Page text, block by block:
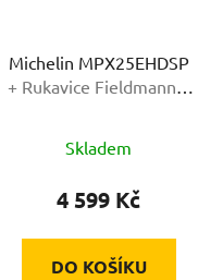
Michelin MPX25EHDSP
+ Rukavice Fieldmann v
Skladem
4 599 Kč
DO KOŠÍKU